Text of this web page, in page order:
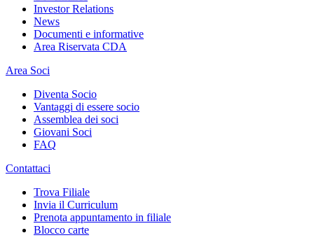
Investor Relations
News
Documenti e informative
Area Riservata CDA
Area Soci
Diventa Socio
Vantaggi di essere socio
Assemblea dei soci
Giovani Soci
FAQ
Contattaci
Trova Filiale
Invia il Curriculum
Prenota appuntamento in filiale
Blocco carte